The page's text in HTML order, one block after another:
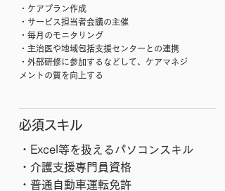
・ケアプラン作成
・サービス担当者会議の主催
・毎月のモニタリング
・主治医や地域包括支援センターとの連携
・外部研修に参加するなどして、ケアマネジ
メントの質を向上する
必須スキル
​ ​・Excel等を扱えるパソコンスキル
・介護支援専門員資格
・普通自動車運転免許